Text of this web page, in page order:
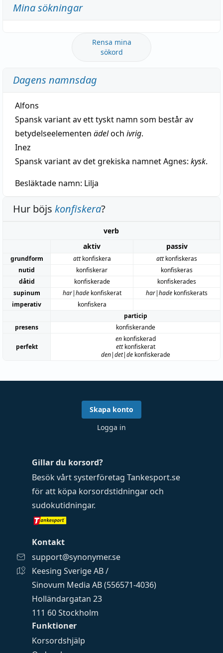
Mina sökningar
Rensa mina
sökord
Dagens namnsdag
Alfons
Spansk variant av ett tyskt namn som består av
betydelseelementen ädeloch ivrig.
Inez
Spansk variant av det grekiska namnet Agnes: kysk.
Besläktade namn: Lilja
Hur böjs konfiskera?
verb
aktiv
passiv
grundform attkonfiskera attkonfiskeras
nutid
konfiskerar
konfiskeras
dåtid
konfiskerade
konfiskerades
supinum
har|hadekonfiskerat har|hade konfiskerats
imperativ
konfiskera
particip
presens
konfiskerande
perfekt
enkonfiskerad
ettkonfiskerat
den|det|dekonfiskerade
Funktioner
Korsordshjälp
Gillar du korsord?
Besök vårt systerföretag Tankesport.se
för att köpa korsordstidningar och
sudokutidningar.
Kontakt
support@synonymer.se
Keesing Sverige AB /
Sinovum Media AB (556571-4036)
Holländargatan 23
111 60 Stockholm
Skapa konto
Logga in